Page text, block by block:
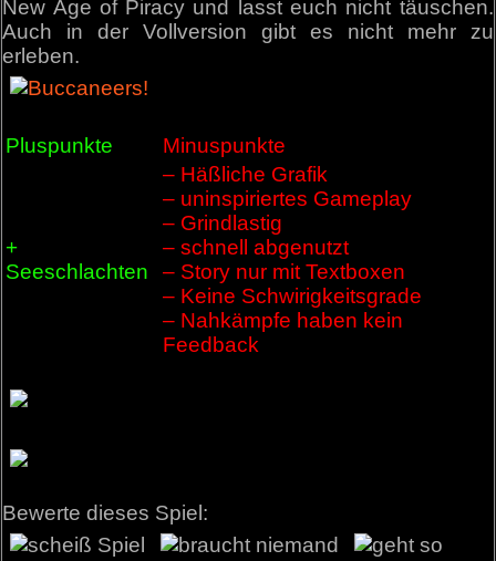
New Age of Piracy und lasst euch nicht täuschen.
Auch in der Vollversion gibt es nicht mehr zu
erleben.
Pluspunkte Minuspunkte
+
Seeschlachten
– Häßliche Grafik
– uninspiriertes Gameplay
– Grindlastig
– schnell abgenutzt
– Story nur mit Textboxen
– Keine Schwirigkeitsgrade
– Nahkämpfe haben kein
Feedback
Bewerte dieses Spiel: